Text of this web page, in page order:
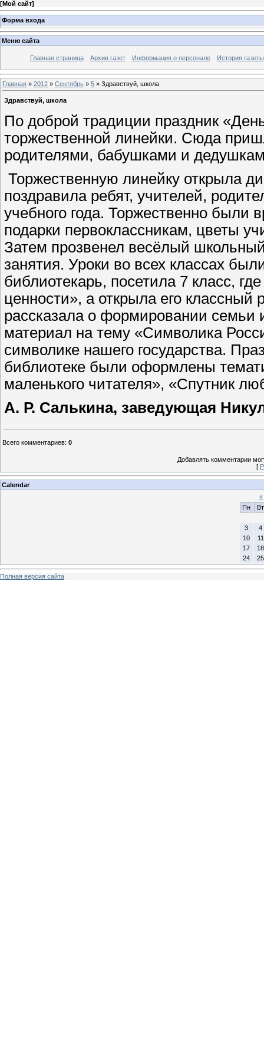
[Мой сайт]
Форма входа
Меню сайта
Главная страница Архив газет Информация о персонале История газеты
Главная » 2012 » Сентябрь » 5 » Здравствуй, школа
Здравствуй, школа
По доброй традиции праздник
торжественной линейки. Сюда
родителями, бабушками и
Торжественную линейку открыла
поздравила ребят, учителей,
учебного года. Торжественно были
подарки первоклассникам, цветы
Затем прозвенел весёлый
занятия. Уроки во всех классах
библиотекарь, посетила 7 класс,
ценности», а открыла его классный
рассказала о формировании семьи
материал на тему «Символика
символике нашего государства.
библиотеке были оформлены
маленького читателя», «Спутник
А. Р. Салькина, заведующая
Всего комментариев: 0
Добавлять комментарии
[
Calendar
«
Пн
Вт
3
4
10
11
17
18
24
25
Полная версия сайта